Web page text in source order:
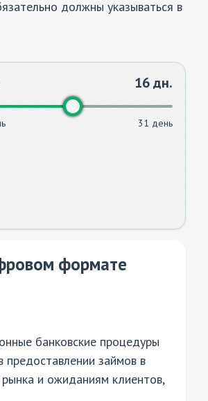
должны указываться в
16дн.
31 день
формате
банковские процедуры
займов в
и ожиданиям клиентов,